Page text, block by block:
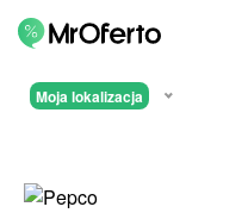
Moja lokalizacja